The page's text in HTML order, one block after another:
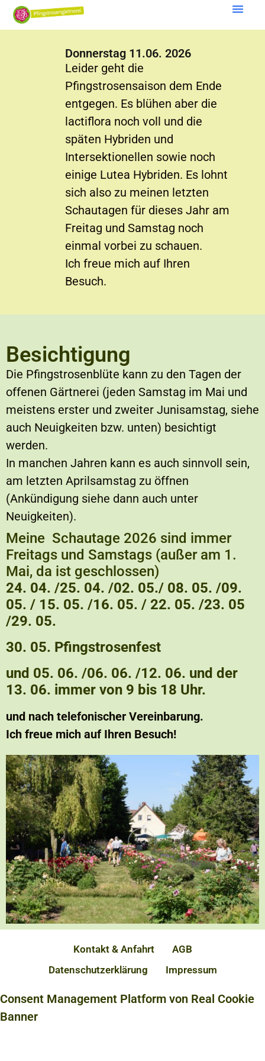
Donnerstag 11.06. 2026
Leider geht die
Pfingstrosensaison dem Ende
entgegen. Es blühen aber die
lactiflora noch voll und die
späten Hybriden und
Intersektionellen sowie noch
einige Lutea Hybriden. Es lohnt
sich also zu meinen letzten
Schautagen für dieses Jahr am
Freitag und Samstag noch
einmal vorbei zu schauen.
Ich freue mich auf Ihren
Besuch.
Besichtigung
Die Pfingstrosenblüte kann zu den Tagen der
offenen Gärtnerei (jeden Samstag im Mai und
meistens erster und zweiter Junisamstag, siehe
auch Neuigkeiten bzw. unten) besichtigt
werden.
In manchen Jahren kann es auch sinnvoll sein,
am letzten Aprilsamstag zu öffnen
(Ankündigung siehe dann auch unter
Neuigkeiten).
Meine Schautage 2026 sind immer
Freitags und Samstags (außer am 1.
Mai, da ist geschlossen)
24. 04. /25. 04. /02. 05./ 08. 05. /09.
05. / 15. 05. /16. 05. / 22. 05. /23. 05
/29. 05.
30. 05. Pfingstrosenfest
und 05. 06. /06. 06. /12. 06. und der
13. 06. immer von 9 bis 18 Uhr.
und nach telefonischer Vereinbarung.
Ich freue mich auf Ihren Besuch!
Kontakt & Anfahrt
AGB
Datenschutzerklärung
Impressum
Consent Management Platform von Real Cookie
Banner